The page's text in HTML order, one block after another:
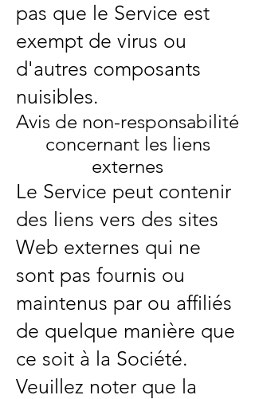
pas que le Service est
exempt de virus ou
d'autres composants
nuisibles.
Avis de non-responsabilité
concernant les liens
externes
Le Service peut contenir
des liens vers des sites
Web externes qui ne
sont pas fournis ou
maintenus par ou affiliés
de quelque manière que
ce soit à la Société.
Veuillez noter que la